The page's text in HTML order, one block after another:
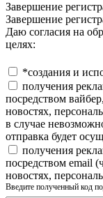
Завершение
Завершение
Даю согласия на
целях:
*создания и
получения
посредством
новостях,
в случае
отправка будет
получения
посредством email
новостях,
Введите полученный код